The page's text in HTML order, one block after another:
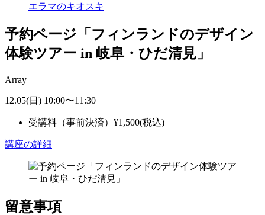
エラマのキオスキ
予約ページ「フィンランドのデザイン
体験ツアー in 岐阜・ひだ清見」
Array
12.05(日) 10:00〜11:30
受講料（事前決済） ¥1,500(税込)
講座の詳細
留意事項